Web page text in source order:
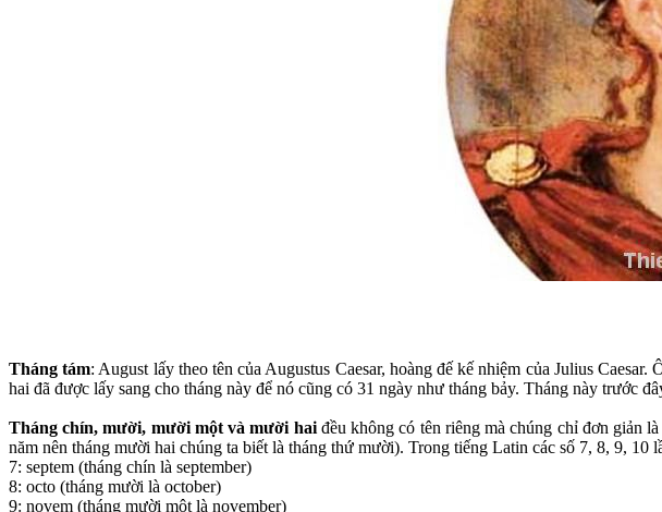
Tháng tám: August lấy theo tên của Augustus Caesar, hoàng đế kế nhiệm của Julius
hai đã được lấy sang cho tháng này để nó cũng có 31 ngày như tháng bảy. Tháng này trước
Tháng chín, mười, mười một và mười hai đều không có tên riêng mà chúng chỉ đơn giản
năm nên tháng mười hai chúng ta biết là tháng thứ mười). Trong tiếng Latin các số 7, 8, 9, 10
7: septem (tháng chín là september)
8: octo (tháng mười là october)
9: novem (tháng mười một là november)